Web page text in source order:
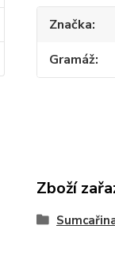
Značka
Gramáž
Zboží